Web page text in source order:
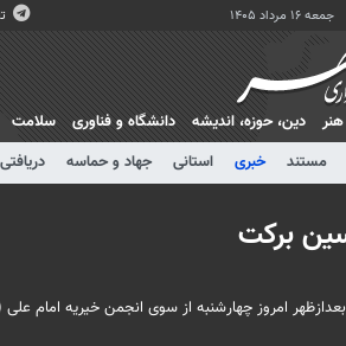
جمعه ۱۶ مرداد ۱۴۰۵
هنر دين، حوزه، انديشه دانشگاه و فناوری سلامت
مستند خبری استانی جهاد و حماسه دریافتی
برکت
امروز چهارشنبه از سوی انجمن خیریه امام علی